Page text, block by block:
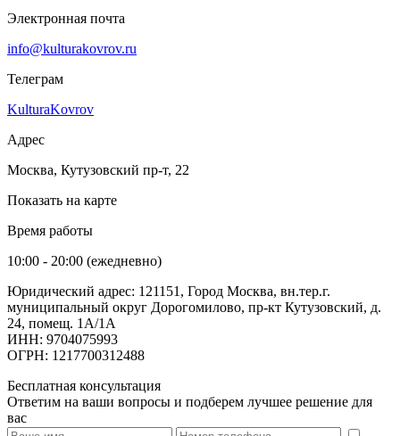
Электронная почта
info@kulturakovrov.ru
Телеграм
KulturaKovrov
Адрес
Москва, Кутузовский пр-т, 22
Показать на карте
Время работы
10:00 - 20:00 (ежедневно)
Юридический адрес: 121151, Город Москва, вн.тер.г.
муниципальный округ Дорогомилово, пр-кт Кутузовский, д.
24, помещ. 1А/1А
ИНН: 9704075993
ОГРН: 1217700312488
Бесплатная консультация
Ответим на ваши вопросы и подберем лучшее решение для
вас